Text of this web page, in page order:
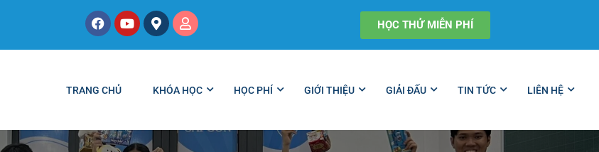
HỌC THỬ MIỄN PHÍ
TRANG CHỦ KHÓA HỌC HỌC PHÍ GIỚI THIỆU GIẢI ĐẤU TIN TỨC LIÊN HỆ